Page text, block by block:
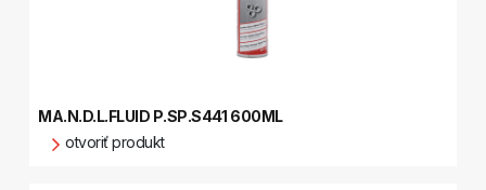
MA.N.D.L.FLUID P.SP.S441 600ML
otvoriť produkt